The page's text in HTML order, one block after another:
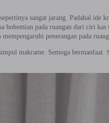
sangat jarang. Padahal ide
bohemian pada ruangan dari ciri
penerangan pada
makrame. Semoga bermanfaat.